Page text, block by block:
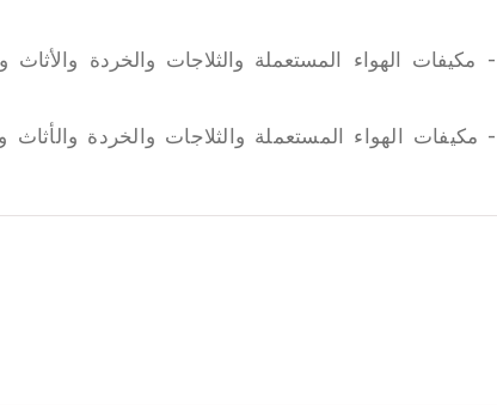
الهواء المستعملة والثلاجات والخردة
الهواء المستعملة والثلاجات والخردة